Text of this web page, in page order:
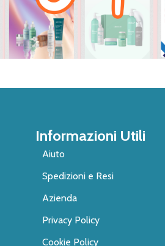
Informazioni Utili
Aiuto
Spedizioni e Resi
Azienda
Privacy Policy
Cookie Policy